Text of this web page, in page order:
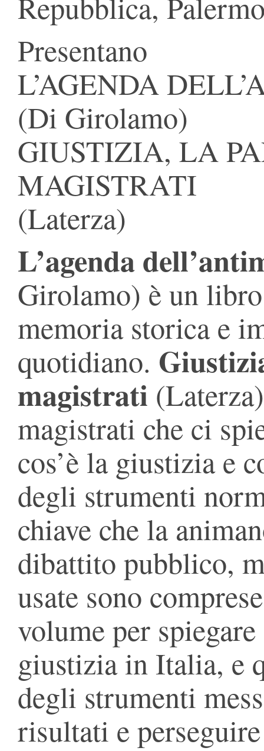
Presentano
L’AGENDA
(Di Girolamo)
GIUSTIZIA, LA
MAGISTRATI
(Laterza)
L’agenda
Girolamo) è un
memoria storica e
quotidiano.
magistrati
magistrati che ci
cos’è la giustizia e
degli strumenti
chiave che la
dibattito pubblico,
usate sono
volume per
giustizia in Italia, e
degli strumenti
risultati e